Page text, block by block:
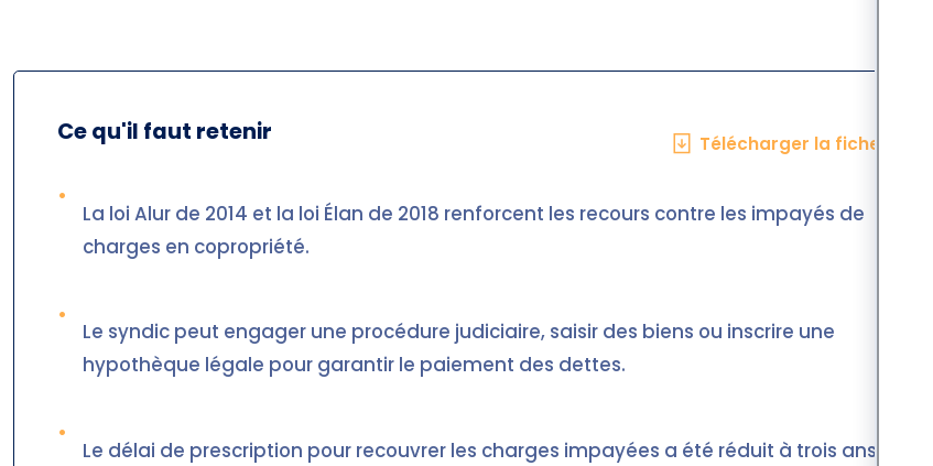
Ce qu'il faut retenir
•
La loi Alur de 2014 et la loi Élan de 2018 renforcent les recours contre les impayés de
charges en copropriété.
•
Le syndic peut engager une procédure judiciaire, saisir des biens ou inscrire une
hypothèque légale pour garantir le paiement des dettes.
•
Le délai de prescription pour recouvrer les charges impayées a été réduit à trois ans avec
Télécharger la fiche en PDF